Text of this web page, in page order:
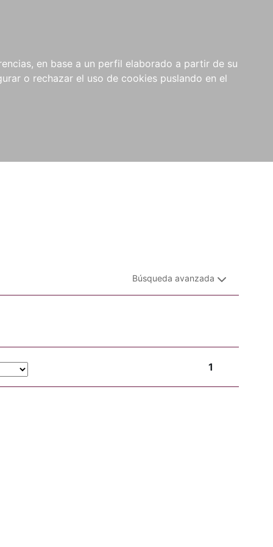
en base a un perfil elaborado a partir de su
o rechazar el uso de cookies puslando en el
NOVEDADES NOTICIAS
COMPRAS
INSTITUCIONALES
Búsqueda avanzada
1